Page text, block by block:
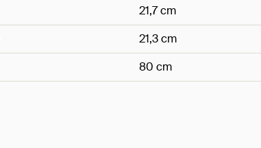
21,7 cm
21,3 cm
80 cm